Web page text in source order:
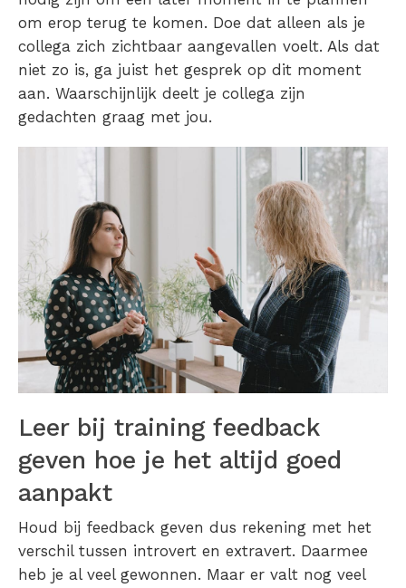
om erop terug te komen. Doe dat alleen als je
collega zich zichtbaar aangevallen voelt. Als dat
niet zo is, ga juist het gesprek op dit moment
aan. Waarschijnlijk deelt je collega zijn
gedachten graag met jou.
Leer bij training feedback
geven hoe je het altijd goed
aanpakt
Houd bij feedback geven dus rekening met het
verschil tussen introvert en extravert. Daarmee
heb je al veel gewonnen. Maar er valt nog veel